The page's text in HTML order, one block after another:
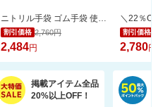
ニトリル手袋 ゴム手袋 使い捨て 食品衛生適合 SS S M L サイズ 白 青 黒 業務用
割引価格 2,760円
2,484円
割引価格
2,780円
掲載アイテム全品
20%以上OFF！